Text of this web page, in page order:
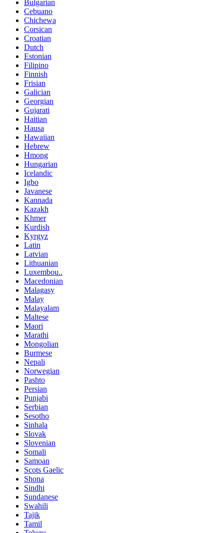
Bulgarian
Cebuano
Chichewa
Corsican
Croatian
Dutch
Estonian
Filipino
Finnish
Frisian
Galician
Georgian
Gujarati
Haitian
Hausa
Hawaiian
Hebrew
Hmong
Hungarian
Icelandic
Igbo
Javanese
Kannada
Kazakh
Khmer
Kurdish
Kyrgyz
Latin
Latvian
Lithuanian
Luxembou..
Macedonian
Malagasy
Malay
Malayalam
Maltese
Maori
Marathi
Mongolian
Burmese
Nepali
Norwegian
Pashto
Persian
Punjabi
Serbian
Sesotho
Sinhala
Slovak
Slovenian
Somali
Samoan
Scots Gaelic
Shona
Sindhi
Sundanese
Swahili
Tajik
Tamil